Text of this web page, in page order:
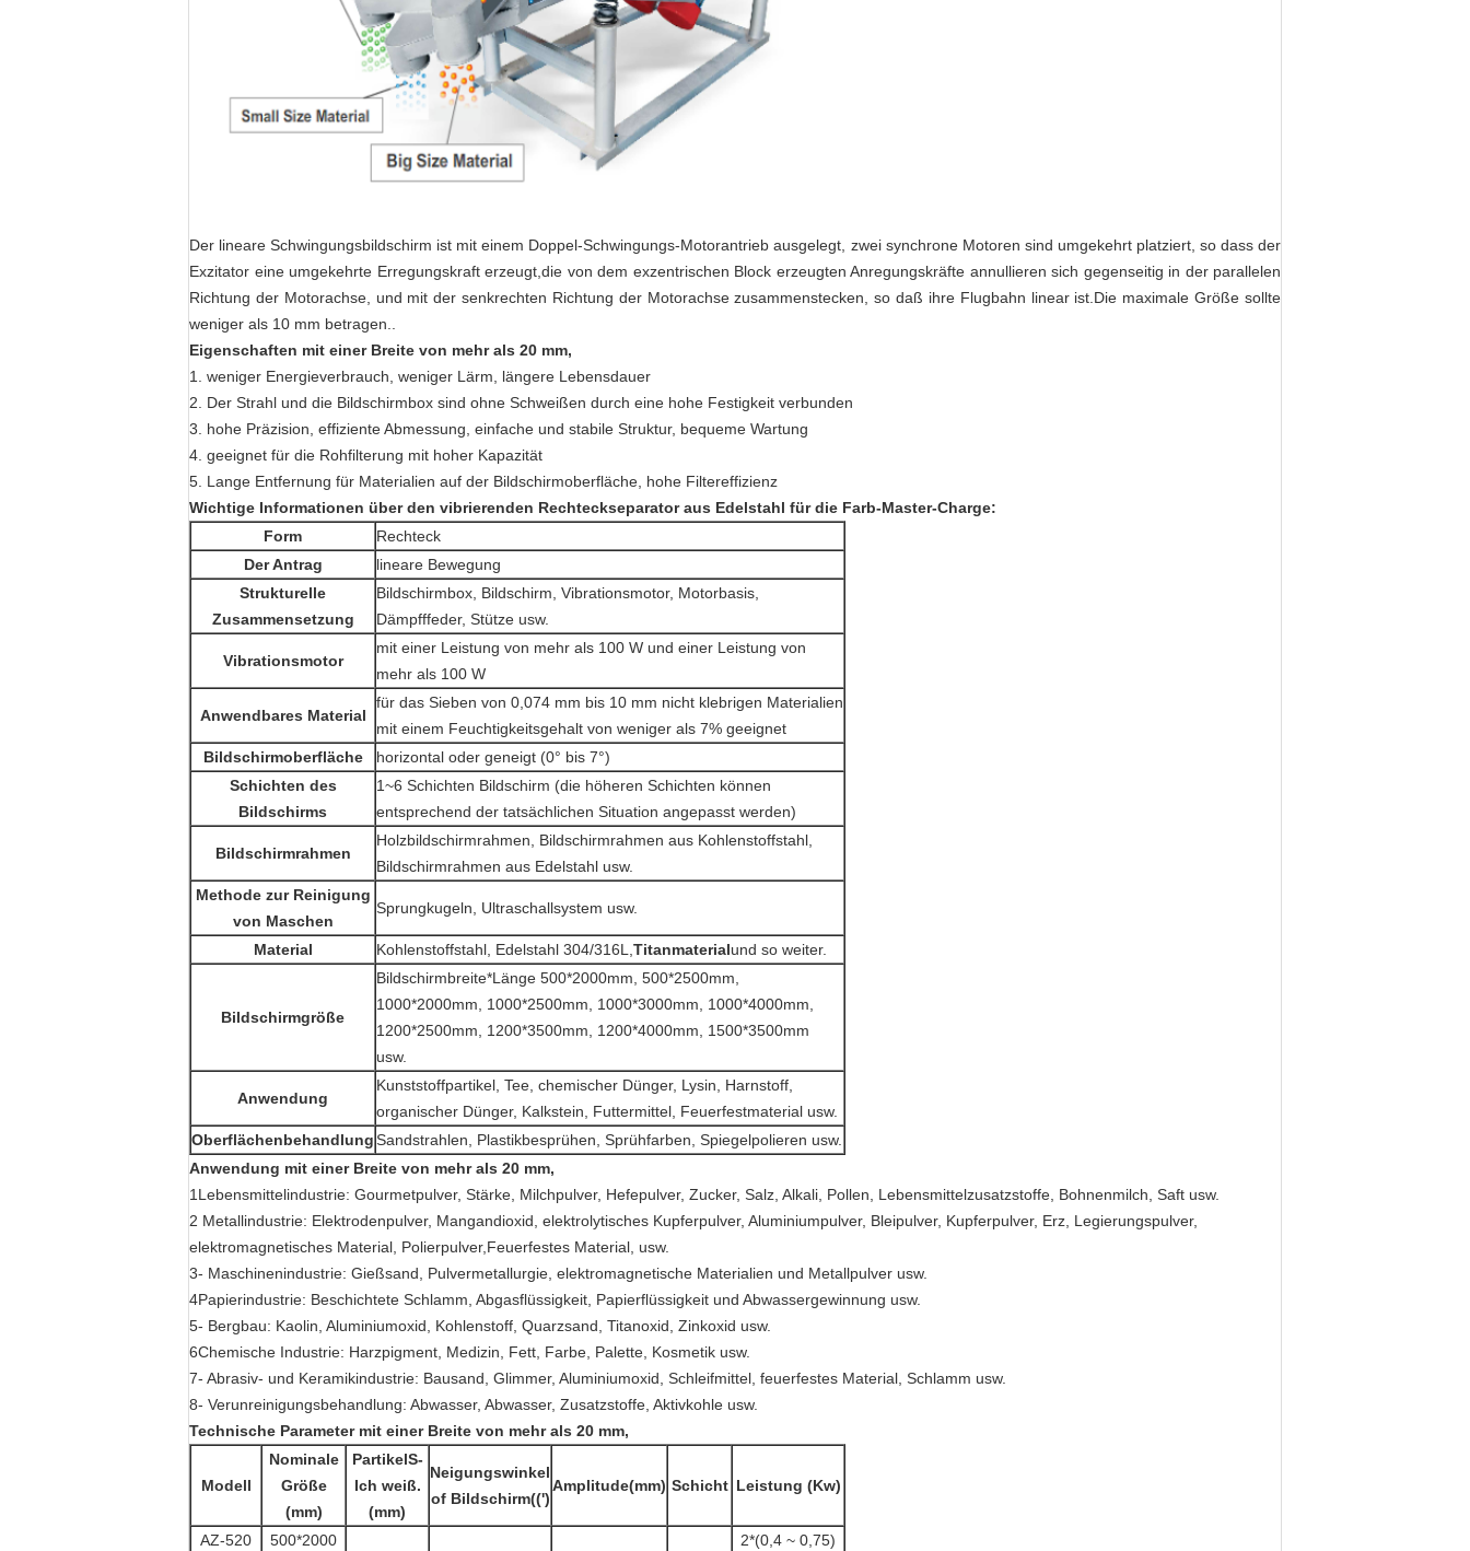
Der lineare Schwingungsbildschirm ist mit einem Doppel-Schwingungs-Motorantrieb ausgelegt, zwei synchrone Motoren sind umgekehrt platziert, so dass der
Exzitator eine umgekehrte Erregungskraft erzeugt,die von dem exzentrischen Block erzeugten Anregungskräfte annullieren sich gegenseitig in der parallelen
Richtung der Motorachse, und mit der senkrechten Richtung der Motorachse zusammenstecken, so daß ihre Flugbahn linear ist.Die maximale Größe sollte
weniger als 10 mm betragen..
Eigenschaften mit einer Breite von mehr als 20 mm,
1. weniger Energieverbrauch, weniger Lärm, längere Lebensdauer
2. Der Strahl und die Bildschirmbox sind ohne Schweißen durch eine hohe Festigkeit verbunden
3. hohe Präzision, effiziente Abmessung, einfache und stabile Struktur, bequeme Wartung
4. geeignet für die Rohfilterung mit hoher Kapazität
5. Lange Entfernung für Materialien auf der Bildschirmoberfläche, hohe Filtereffizienz
Wichtige Informationen über den vibrierenden Rechteckseparator aus Edelstahl für die Farb-Master-Charge:
Form
Rechteck
Der Antrag
lineare Bewegung
Strukturelle
Zusammensetzung
Bildschirmbox, Bildschirm, Vibrationsmotor, Motorbasis,
Dämpfffeder, Stütze usw.
Vibrationsmotor
mit einer Leistung von mehr als 100 W und einer Leistung von
mehr als 100 W
Anwendbares Material
für das Sieben von 0,074 mm bis 10 mm nicht klebrigen Materialien
mit einem Feuchtigkeitsgehalt von weniger als 7% geeignet
Bildschirmoberfläche
horizontal oder geneigt (0° bis 7°)
Schichten des
Bildschirms
1~6 Schichten Bildschirm (die höheren Schichten können
entsprechend der tatsächlichen Situation angepasst werden)
Bildschirmrahmen
Holzbildschirmrahmen, Bildschirmrahmen aus Kohlenstoffstahl,
Bildschirmrahmen aus Edelstahl usw.
Methode zur Reinigung
von Maschen
Sprungkugeln, Ultraschallsystem usw.
Material Kohlenstoffstahl, Edelstahl 304/316L, Titanmaterialund so weiter.
Bildschirmgröße
Bildschirmbreite*Länge 500*2000mm, 500*2500mm,
1000*2000mm, 1000*2500mm, 1000*3000mm, 1000*4000mm,
1200*2500mm, 1200*3500mm, 1200*4000mm, 1500*3500mm
usw.
Anwendung
Kunststoffpartikel, Tee, chemischer Dünger, Lysin, Harnstoff,
organischer Dünger, Kalkstein, Futtermittel, Feuerfestmaterial usw.
OberflächenbehandlungSandstrahlen, Plastikbesprühen, Sprühfarben, Spiegelpolieren usw.
Anwendung mit einer Breite von mehr als 20 mm,
1Lebensmittelindustrie: Gourmetpulver, Stärke, Milchpulver, Hefepulver, Zucker, Salz, Alkali, Pollen, Lebensmittelzusatzstoffe, Bohnenmilch, Saft usw.
2­ Metallindustrie: Elektrodenpulver, Mangandioxid, elektrolytisches Kupferpulver, Aluminiumpulver, Bleipulver, Kupferpulver, Erz, Legierungspulver,
elektromagnetisches Material, Polierpulver,Feuerfestes Material, usw.
3- Maschinenindustrie: Gießsand, Pulvermetallurgie, elektromagnetische Materialien und Metallpulver usw.
4Papierindustrie: Beschichtete Schlamm, Abgasflüssigkeit, Papierflüssigkeit und Abwassergewinnung usw.
5- Bergbau: Kaolin, Aluminiumoxid, Kohlenstoff, Quarzsand, Titanoxid, Zinkoxid usw.
6Chemische Industrie: Harzpigment, Medizin, Fett, Farbe, Palette, Kosmetik usw.
7- Abrasiv- und Keramikindustrie: Bausand, Glimmer, Aluminiumoxid, Schleifmittel, feuerfestes Material, Schlamm usw.
8- Verunreinigungsbehandlung: Abwasser, Abwasser, Zusatzstoffe, Aktivkohle usw.
Technische Parameter mit einer Breite von mehr als 20 mm,
Modell
Nominale
Größe
(mm)
PartikelS-
Ich weiß.
(mm)
Neigungswinkel
of Bildschirm((')
Amplitude(mm) Schicht Leistung (Kw)
AZ-520 500*2000 2*(0,4 ~ 0,75)